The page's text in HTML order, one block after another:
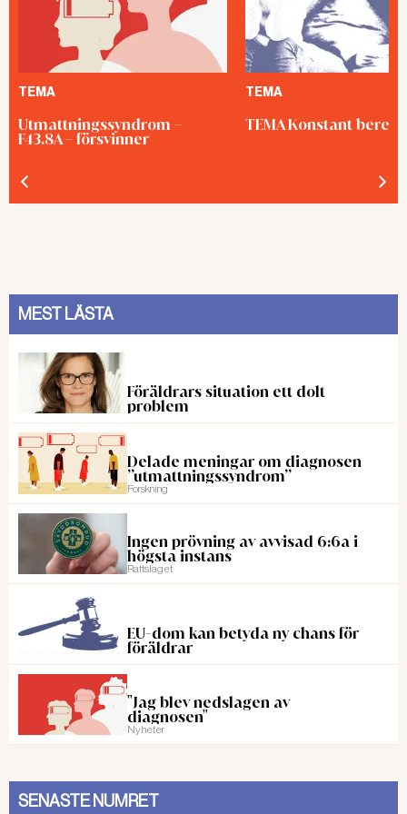
TEMA
Utmattningssyndrom –
F43.8A – försvinner
TEMA
TEMA Konstant
MEST LÄSTA
Föräldrars situation ett dolt
problem
Delade meningar om diagnosen
”utmattningssyndrom”
Forskning
Ingen prövning av avvisad 6:6a i
högsta instans
Rattslaget
EU-dom kan betyda ny chans för
föräldrar
"Jag blev nedslagen av
diagnosen"
Nyheter
SENASTE NUMRET